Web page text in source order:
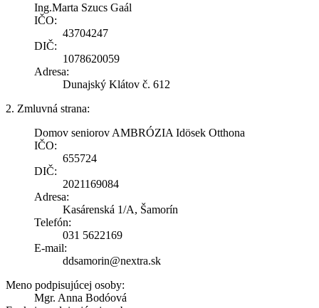
Ing.Marta Szucs Gaál
IČO:
43704247
DIČ:
1078620059
Adresa:
Dunajský Klátov č. 612
2. Zmluvná strana:
Domov seniorov AMBRÓZIA Idösek Otthona
IČO:
655724
DIČ:
2021169084
Adresa:
Kasárenská 1/A, Šamorín
Telefón:
031 5622169
E-mail:
ddsamorin@nextra.sk
Meno podpisujúcej osoby:
Mgr. Anna Bodóová